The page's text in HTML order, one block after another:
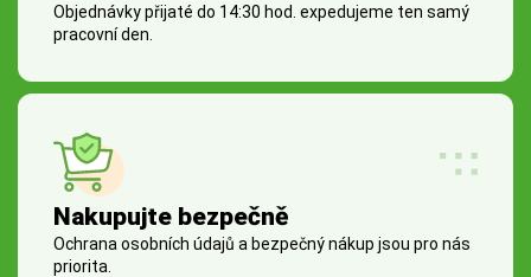
Objednávky přijaté do 14:30 hod. expedujeme ten samý
pracovní den.
Nakupujte bezpečně
Ochrana osobních údajů a bezpečný nákup jsou pro nás
priorita.